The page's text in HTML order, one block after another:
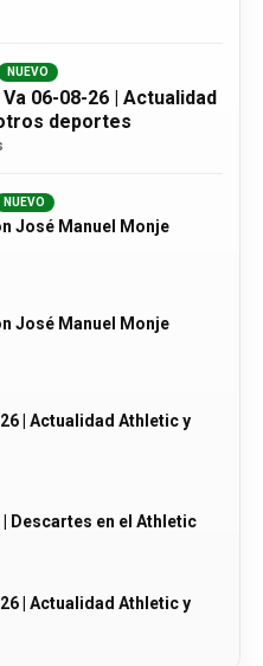
NUEVO
06-08-26 | Actualidad
deportes
NUEVO
José Manuel Monje
José Manuel Monje
| Actualidad Athletic y
Descartes en el Athletic
| Actualidad Athletic y